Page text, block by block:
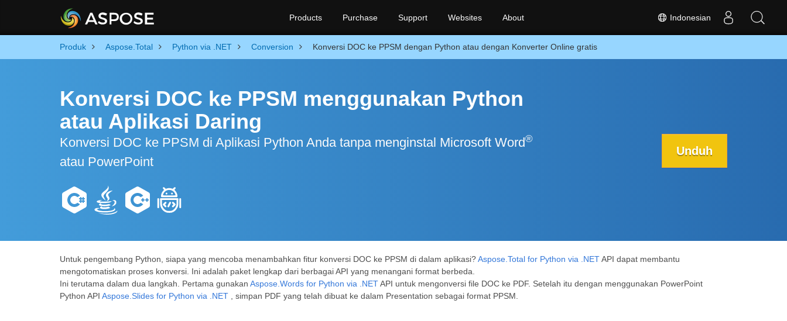
Indonesian
Products Purchase Support Websites About
Produk Aspose.Total Python via .NET Conversion Konversi DOC ke PPSM dengan Python atau dengan Konverter Online gratis
Konversi DOC ke PPSM menggunakan Python
atau Aplikasi Daring
Konversi DOC ke PPSM di Aplikasi Python Anda tanpa menginstal Microsoft Word®
atau PowerPoint
Unduh
Untuk pengembang Python, siapa yang mencoba menambahkan fitur konversi DOC ke PPSM di dalam aplikasi?Aspose.Total for Python via .NETAPI dapat membantu
mengotomatiskan proses konversi. Ini adalah paket lengkap dari berbagai API yang menangani format berbeda.
Ini terutama dalam dua langkah. Pertama gunakan Aspose.Words for Python via .NETAPI untuk mengonversi file DOC ke PDF. Setelah itu dengan menggunakan PowerPoint
Python API Aspose.Slides for Python via .NET , simpan PDF yang telah dibuat ke dalam Presentation sebagai format PPSM.